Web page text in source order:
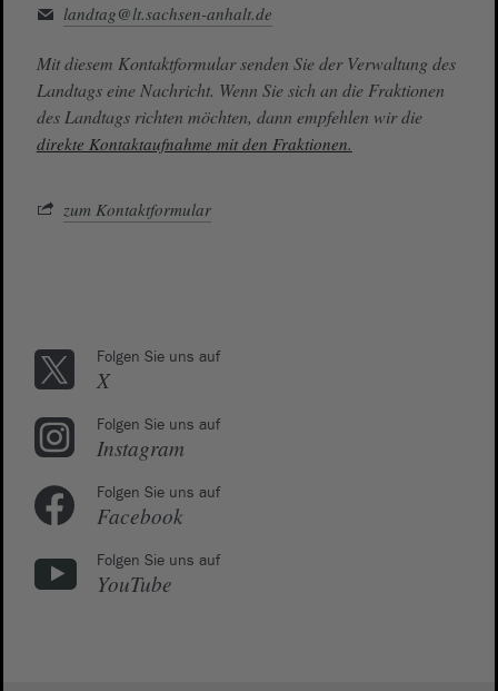
landtag@lt.sachsen-anhalt.de
Mit diesem Kontaktformular senden Sie der Verwaltung des
Landtags eine Nachricht. Wenn Sie sich an die Fraktionen
des Landtags richten möchten, dann empfehlen wir die
direkte Kontaktaufnahme mit den Fraktionen.
zum Kontaktformular
Folgen Sie uns auf
X
Folgen Sie uns auf
Instagram
Folgen Sie uns auf
Facebook
Folgen Sie uns auf
YouTube